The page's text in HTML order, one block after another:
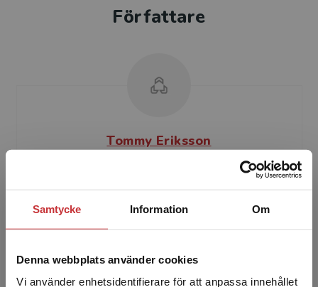
Samtycke Information Om
Denna webbplats använder cookies
Vi använder enhetsidentifierare för att anpassa innehållet
Författare
Tommy Eriksson
Tommy Eriksson är apotekare och professor i
klinisk farmaci och farmakologi vid Malmö
universitet. Han undervisar i farmakologi,
farmakoterapi och ...